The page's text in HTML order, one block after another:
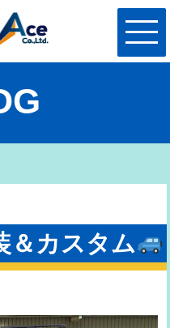
＆カスタム